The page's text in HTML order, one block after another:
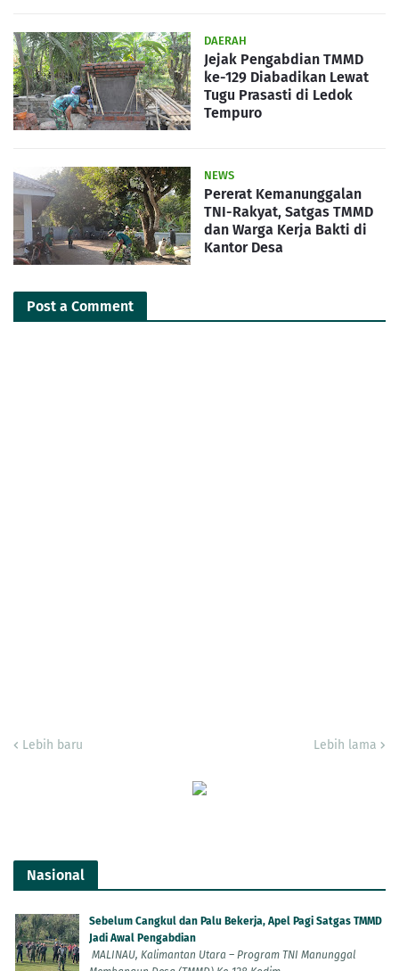
DAERAH
Jejak Pengabdian TMMD
ke-129 Diabadikan Lewat
Tugu Prasasti di Ledok
Tempuro
NEWS
Pererat Kemanunggalan
TNI-Rakyat, Satgas TMMD
dan Warga Kerja Bakti di
Kantor Desa
Post a Comment
Lebih baru Lebih lama
Nasional
Sebelum Cangkul dan Palu Bekerja, Apel Pagi Satgas TMMD
Jadi Awal Pengabdian
MALINAU, Kalimantan Utara – Program TNI Manunggal